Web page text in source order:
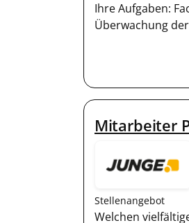
Ihre Aufgaben:
Überwachung
Mitarbeiter
Stellenangebot
Welchen